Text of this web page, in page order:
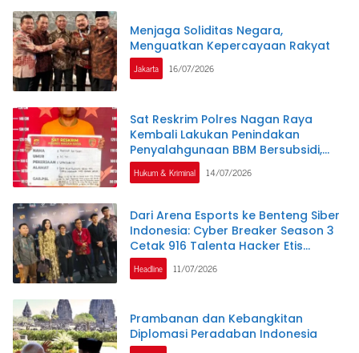
Menjaga Soliditas Negara,
Menguatkan Kepercayaan Rakyat
Jakarta 16/07/2026
Sat Reskrim Polres Nagan Raya
Kembali Lakukan Penindakan
Penyalahgunaan BBM Bersubsidi,
Tiga Tersangka Ditahan.
Hukum & Kriminal 14/07/2026
Dari Arena Esports ke Benteng Siber
Indonesia: Cyber Breaker Season 3
Cetak 916 Talenta Hacker Etis
Penjaga Negeri
Headline 11/07/2026
Prambanan dan Kebangkitan
Diplomasi Peradaban Indonesia